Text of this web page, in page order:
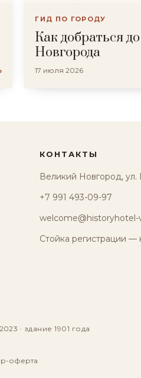
ГИД ПО ГОРОДУ
Как добраться
Новгорода
17 июля 2026
КОНТАКТЫ
Великий Новгород, ул.
+7 991 493-09-97
welcome@historyhotel-
Стойка регистрации —
· здание 1901 года
оферта